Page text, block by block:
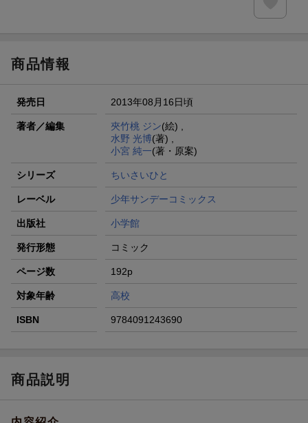
条件達成で楽天限定・宝塚歌劇 宙組貸切公演ペアチケット
商品情報
発売日 2013年08月16日頃
著者／編集 夾竹桃 ジン(絵) ,
水野 光博(著) ,
小宮 純一(著・原案)
シリーズ ちいさいひと
レーベル 少年サンデーコミックス
出版社 小学館
発行形態 コミック
ページ数 192p
対象年齢 高校
ISBN 9784091243690
商品説明